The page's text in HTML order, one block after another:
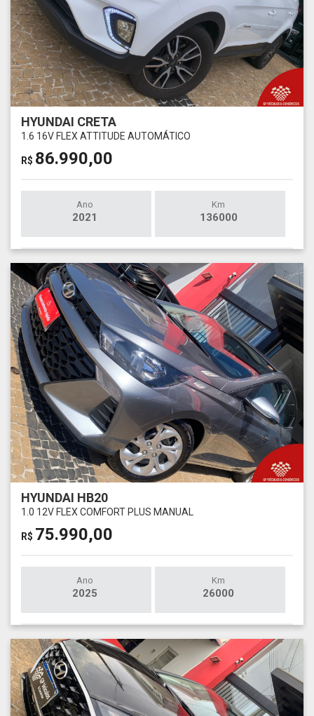
HYUNDAI CRETA
1.6 16V FLEX ATTITUDE AUTOMÁTICO
R$ 86.990,00
Ano
2021
Km
136000
HYUNDAI HB20
1.0 12V FLEX COMFORT PLUS MANUAL
R$ 75.990,00
Ano
2025
Km
26000